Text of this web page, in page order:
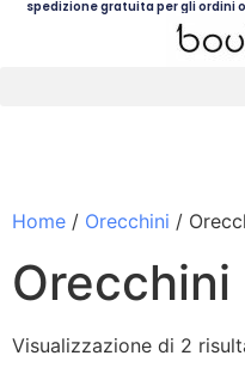
spedizione gratuita per gli ordini
Home / Orecchini /
Visualizzazione di 2